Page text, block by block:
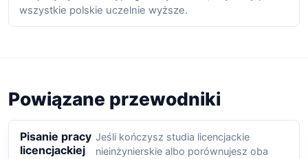
wszystkie polskie uczelnie wyższe.
Powiązane przewodniki
Pisanie pracy
licencjackiej
Jeśli kończysz studia licencjackie
nieinżynierskie albo porównujesz oba